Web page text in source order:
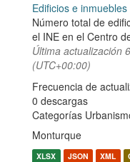
Edificios e inmuebles
Número total de
el INE en el Centro
Última actualización
(UTC+00:00)
Frecuencia de
0 descargas
Categorías
Monturque
XLSX JSON XML